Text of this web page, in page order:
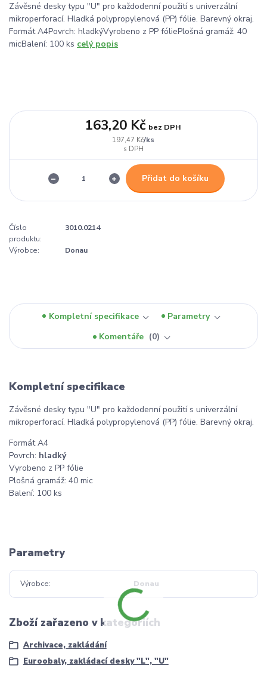
Závěsné desky typu "U" pro každodenní použití s univerzální
mikroperforací. Hladká polypropylenová (PP) fólie. Barevný okraj.
Formát A4Povrch: hladkýVyrobeno z PP fóliePlošná gramáž: 40
micBalení: 100 ks celý popis
197,47 Kč/ks
163,20 Kč bez DPH
Přidat do košíku
Číslo
produktu:
3010.0214
Výrobce: Donau
Kompletní specifikace
Parametry
Komentáře
0
Kompletní specifikace
Závěsné desky typu "U" pro každodenní použití s univerzální
mikroperforací. Hladká polypropylenová (PP) fólie. Barevný okraj.
Formát A4
Povrch: hladký
Vyrobeno z PP fólie
Plošná gramáž: 40 mic
Balení: 100 ks
Parametry
Výrobce Donau
Zboží zařazeno v kategoriích
Archivace, zakládání
Euroobaly, zakládací desky "L", "U"